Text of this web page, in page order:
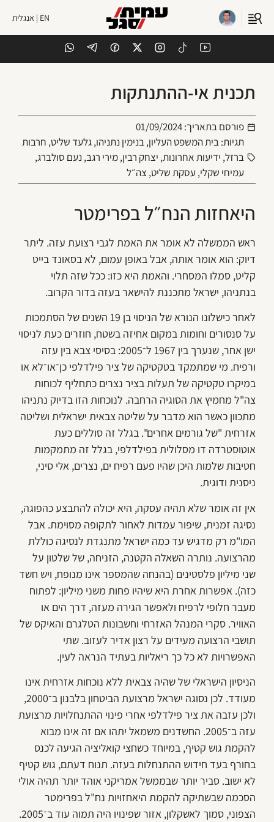
EN | אנגלית
תכנית אי-ההתנתקות
פורסם בתאריך:01/09/2024
תגיות:בית המשפט העליון,בנימין נתניהו,גלעד שליט, חרבות
ברזל, ידיעות אחרונות, יצחק רבין,מירי רגב, נעם סולברג,
עמיחי שקלי,עסקת שליט, צה״ל
היאחזות הנח״ל בפרימטר
ראש הממשלה לא אומר את האמת לגבי רצועת עזה. ליתר
דיוק: הוא אומר אותה, אבל באופן עמום, לא בסאונד בייט
קליט, סמלו המסחרי. והאמת היא כזו: ככל שזה תלוי
בנתניהו, ישראל מתכננת להישאר בעזה בדור הקרוב.
לאחר כישלונו הנורא של הניסוי בן 19 השנים של הסתמכות
על סנסורים וחומות במקום אחיזה בשטח, חוזרים כעת לניסוי
ישן אחר, שנערך בין 1967 ל־2005: בסיסי צבא בין עזה
ורפיח. מי שמתמקד בטקטיקה של ציר פילדלפי כן־או־לא או
במיקרו טקטיקה של תעלות בציר נצרים כתחליף לכוחות
צה"ל מחמיץ את הסוגיה הרחבה. לנוכחות הזו בדיוק נתניהו
מתכוון כאשר הוא מדבר על שליטה צבאית ישראלית ושליטה
אזרחית "של גורמים אחרים". בגלל זה סוללים כעת
אוטוסטרדה דו מסלולית בפילדלפי, בגלל זה מתמקמות
חטיבות שלמות היכן שהיו פעם רפיח ים, נצרים, אלי סיני,
ניסנית ודוגית.
אין זה אומר שלא תהיה עסקה, היא יכולה להתבצע כהפוגה,
נסיגה זמנית, שיפור עמדות לאחור לתקופה מסוימת. אבל
המו"מ רק מדגיש עד כמה ישראל מתנגדת לנסיגה כוללת
מהרצועה. נותרה השאלה הקטנה, הזניחה, של שלטון על
שני מיליון פלסטינים (בהנחה שהמספר אינו מנופח, ויש חשד
כזה). אפשרות אחרת היא שיהיו פחות משני מיליון: לפתוח
מעבר חלופי לרפיח ולאפשר הגירה מעזה, דרך הים או
האוויר. סקרי המנהל האזרחי וחשבונות הטלגרם והאיקס של
תושבי הרצועה מעידים על רצון אדיר לעזוב. שתי
האפשרויות לא כל כך ריאליות בעתיד הנראה לעין.
הניסיון הישראלי של שהיה צבאית ללא נוכחות אזרחית אינו
מעודד. לכן נסוגה ישראל מרצועת הביטחון בלבנון ב־2000,
ולכן עזבה את ציר פילדלפי אחרי פינוי ההתנחלויות מרצועת
עזה ב־2005. החשדנים משמאל יתהו אם זה אינו מבוא
להקמת גוש קטיף, במיוחד כשחצי קואליציה הגיעה לכנס
בחורף בעד חידוש ההתנחלות בעזה. תנוח דעתם, גוש קטיף
לא ישוב. סביר יותר שבממשל אמריקני אוהד יותר תהיה אולי
הסכמה שבשתיקה להקמת היאחזויות נח"ל בפרימטר
הצפוני, סמוך לאשקלון, אזור שפינויו היה תמוה עוד ב־2005.